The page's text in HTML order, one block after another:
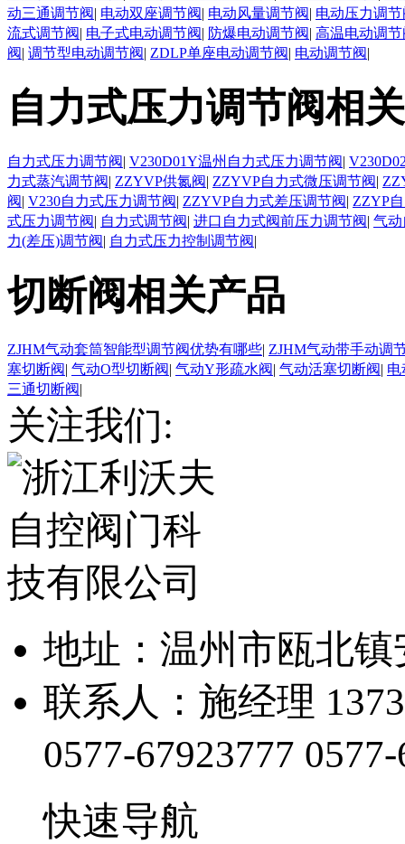
动三通调节阀| 电动双座调节阀| 电动风量调节阀| 电动压力调节
流式调节阀| 电子式电动调节阀| 防爆电动调节阀| 高温电动调节
阀| 调节型电动调节阀| ZDLP单座电动调节阀| 电动调节阀|
自力式压力调节阀相
自力式压力调节阀| V230D01Y温州自力式压力调节阀|
力式蒸汽调节阀| ZZYVP供氮阀| ZZYVP自力式微压调节阀|
阀| V230自力式压力调节阀| ZZYVP自力式差压调节阀| ZZYP
式压力调节阀| 自力式调节阀| 进口自力式阀前压力调节阀| 气
力(差压)调节阀| 自力式压力控制调节阀|
切断阀相关产品
ZJHM气动套筒智能型调节阀优势有哪些| ZJHM气动带手动调
塞切断阀| 气动O型切断阀| 气动Y形疏水阀| 气动活塞切断阀| 电
三通切断阀|
关注我们:
地址：温州市瓯北
联系人：施经理
0577-67923777
快速导航